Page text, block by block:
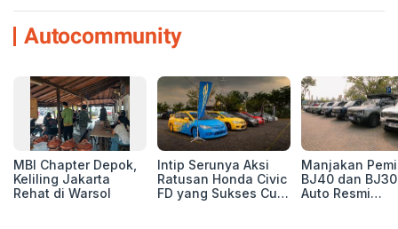
Autocommunity
MBI Chapter Depok,
Keliling Jakarta
Rehat di Warsol
Intip Serunya Aksi
Ratusan Honda Civic
FD yang Sukses Curi
Manjakan
BJ40 dan
Auto Resmi